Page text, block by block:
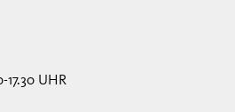
17.30 UHR